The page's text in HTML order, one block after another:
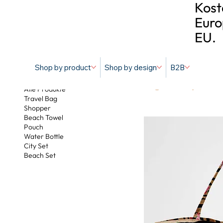
Shop by product Shop by design B2B
EU.
Alle Produkte
Travel Bag
Shopper
Beach Towel
Pouch
Water Bottle
City Set
Beach Set
Tiger Lilly